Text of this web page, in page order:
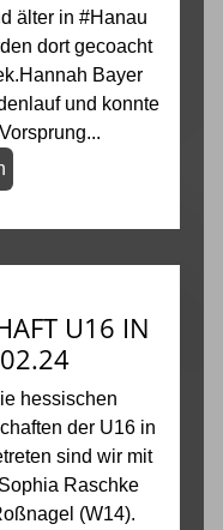
älter in #Hanau
dort gecoacht
Bayer
und konnte
U16 IN
hessischen
der U16 in
sind wir mit
Raschke
(W14).